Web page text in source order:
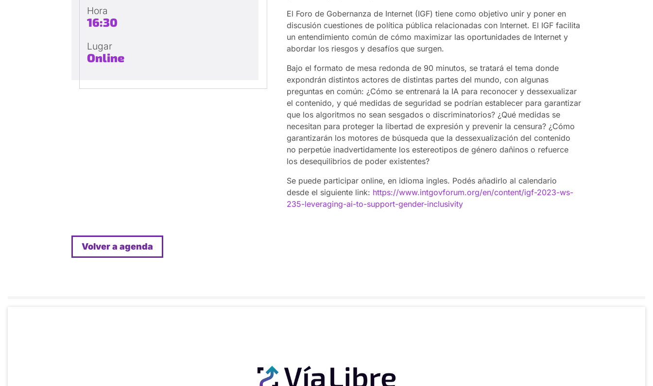
Hora
16:30
Lugar
Online
El Foro de Gobernanza de Internet (IGF) tiene como objetivo unir y poner en
discusión cuestiones de política pública relacionadas con Internet. El IGF facilita
un entendimiento común de cómo maximizar las oportunidades de Internet y
abordar los riesgos y desafíos que surgen.
Bajo el formato de mesa redonda de 90 minutos, se tratará el tema donde
expondrán distintos actores de distintas partes del mundo, con algunas
preguntas en común: ¿Cómo se entrenará la IA para reconocer y dessexualizar
el contenido, y qué medidas de seguridad se podrían establecer para garantizar
que los algoritmos no sean sesgados o discriminatorios? ¿Qué medidas se
necesitan para proteger la libertad de expresión y prevenir la censura? ¿Cómo
garantizarán los motores de búsqueda que la dessexualización del contenido
no perpetúe inadvertidamente los estereotipos de género dañinos o refuerce
los desequilibrios de poder existentes?
Se puede participar online, en idioma ingles. Podés añadirlo al calendario
desde el siguiente link: https://www.intgovforum.org/en/content/igf-2023-ws-
235-leveraging-ai-to-support-gender-inclusivity
Volver a agenda